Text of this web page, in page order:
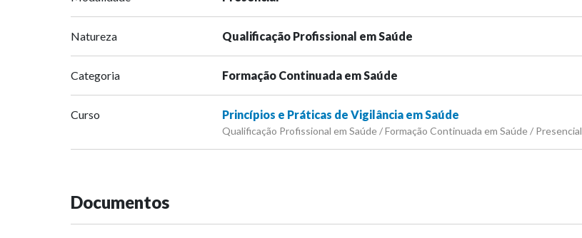
Natureza Qualificação Profissional em Saúde
Categoria Formação Continuada em Saúde
Curso Princípios e Práticas de Vigilância em Saúde
Qualificação Profissional em Saúde / Formação Continuada em Saúde / Presencial
Documentos